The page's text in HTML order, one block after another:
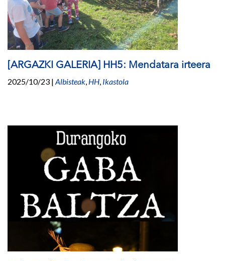
[ARGAZKI GALERIA] HH5: Mendatara irteera
2025/10/23 | Albisteak, HH, Ikastola